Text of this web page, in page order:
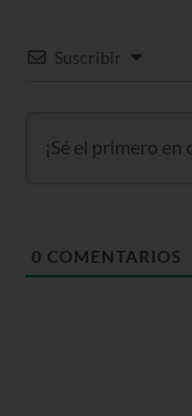
Suscribir
0 COMENTARIOS